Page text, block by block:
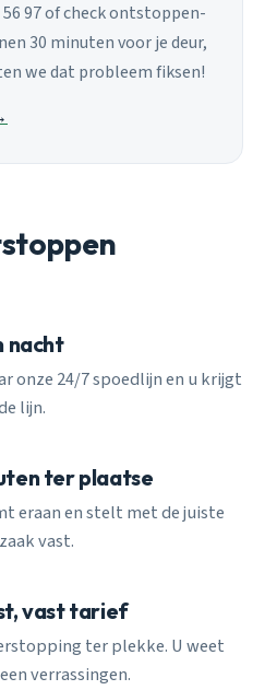
56 97 of check ontstoppen-
30 minuten voor je deur,
we dat probleem fiksen!
nacht
onze 24/7 spoedlijn en u krijgt
lijn.
ter plaatse
eraan en stelt met de juiste
vast.
vast tarief
ter plekke. U weet
verrassingen.